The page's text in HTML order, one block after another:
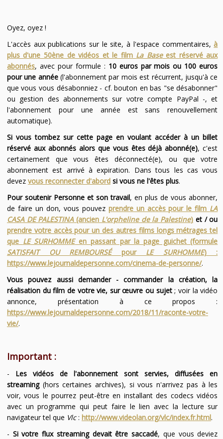
Oyez, oyez !
L'accès aux publications sur le site, à l'espace commentaires,à
plus d'une 50ène de vidéos et le film La Baseest réservé aux
abonnés, avec pour formule : 10 euros par mois ou 100 euros
pour une année(l'abonnement par mois est récurrent, jusqu'à ce
que vous vous désabonniez - cf. bouton en bas "se désabonner"
ou gestion des abonnements sur votre compte PayPal -, et
l'abonnement pour une année est sans renouvellement
automatique).
Si vous tombez sur cette page en voulant accéder à un billet
réservé aux abonnés alors que vous êtes déjà abonné(e), c'est
certainement que vous êtes déconnecté(e), ou que votre
abonnement est arrivé à expiration. Dans tous les cas vous
devez vous reconnecter d'abordsi vous ne l'êtes plus.
Pour soutenir Personne et son travail, en plus de vous abonner,
de faire un don, vous pouvez prendre un accès pour le film LA
CASA DE PALESTINA(ancien L'orpheline de la Palestine) et / ou
prendre votre accès pour un des autres films longs métrages tel
que LE SURHOMMEen passant par la page guichet (formule
SATISFAIT OU REMBOURSÉpour LE SURHOMME) :
https://www.lejournaldepersonne.com/cinema-de-personne/.
Vous pouvez aussi demander - commander la création, la
réalisation du film de votre vie, sur œuvre ou sujet; voir la vidéo
annonce, présentation à ce propos :
https://www.lejournaldepersonne.com/2018/11/raconte-votre-
vie/.
Important :
- Les vidéos de l'abonnement sont servies, diffusées en
streaming(hors certaines archives), si vous n'arrivez pas à les
voir, vous le pourrez peut-être en installant des codecs vidéos
avec un programme qui peut faire le lien avec la lecture sur
navigateur tel que Vlc: http://www.videolan.org/vlc/index.fr.html.
- Si votre flux streaming devait être saccadé, que vous deviez